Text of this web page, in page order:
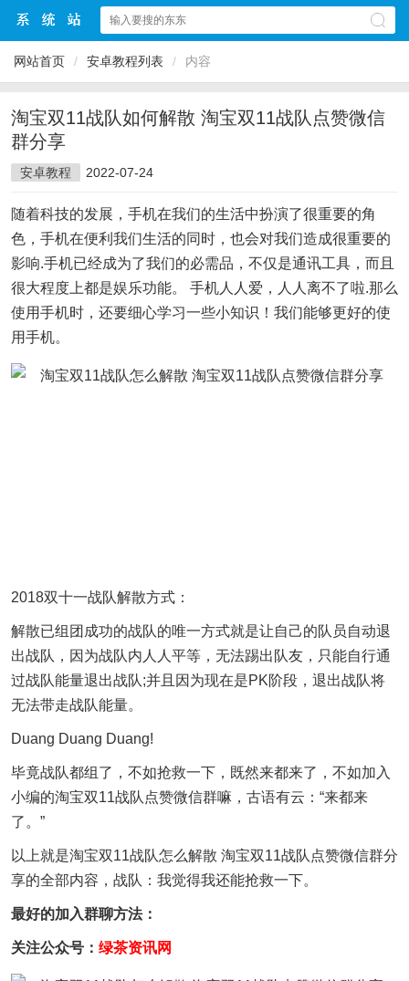
网站首页 / 安卓教程列表 / 内容
淘宝双11战队如何解散 淘宝双11战队点赞微信
群分享
安卓教程 2022-07-24
随着科技的发展，手机在我们的生活中扮演了很重要的角
色，手机在便利我们生活的同时，也会对我们造成很重要的
影响.手机已经成为了我们的必需品，不仅是通讯工具，而且
很大程度上都是娱乐功能。 手机人人爱，人人离不了啦.那么
使用手机时，还要细心学习一些小知识！我们能够更好的使
用手机。
2018双十一战队解散方式：
解散已组团成功的战队的唯一方式就是让自己的队员自动退
出战队，因为战队内人人平等，无法踢出队友，只能自行通
过战队能量退出战队;并且因为现在是PK阶段，退出战队将
无法带走战队能量。
Duang Duang Duang!
毕竟战队都组了，不如抢救一下，既然来都来了，不如加入
小编的淘宝双11战队点赞微信群嘛，古语有云：“来都来
了。”
以上就是淘宝双11战队怎么解散 淘宝双11战队点赞微信群分
享的全部内容，战队：我觉得我还能抢救一下。
最好的加入群聊方法：
关注公众号： 绿茶资讯网